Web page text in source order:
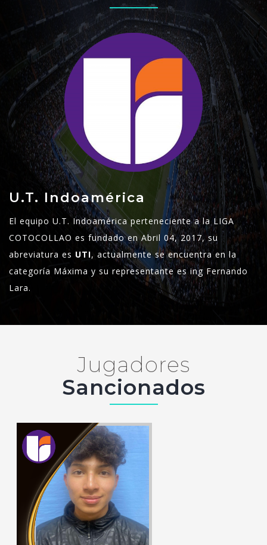
U.T. Indoamérica
El equipo U.T. Indoamérica perteneciente a la LIGA
COTOCOLLAO es fundado en Abril 04, 2017, su
abreviatura es UTI, actualmente se encuentra en la
categoría Máxima y su representante es ing Fernando
Lara.
Jugadores
Sancionados